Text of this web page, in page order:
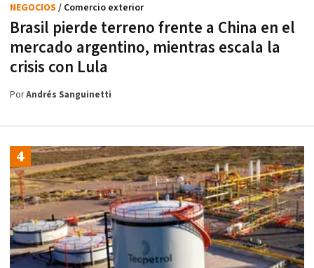
Brasil pierde terreno frente a China en el
mercado argentino, mientras escala la
crisis con Lula
NEGOCIOS / Comercio exterior
PorAndrés Sanguinetti